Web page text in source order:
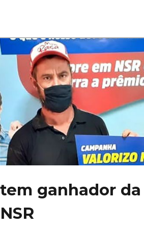
ganhador